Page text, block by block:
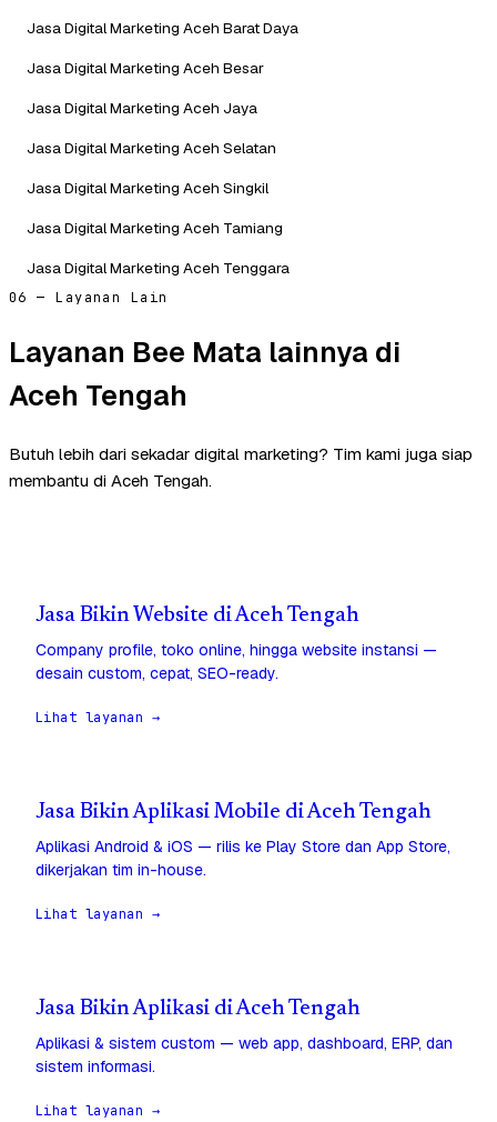
Jasa Digital Marketing Aceh Barat Daya
Jasa Digital Marketing Aceh Besar
Jasa Digital Marketing Aceh Jaya
Jasa Digital Marketing Aceh Selatan
Jasa Digital Marketing Aceh Singkil
Jasa Digital Marketing Aceh Tamiang
Jasa Digital Marketing Aceh Tenggara
06 — Layanan Lain
Layanan Bee Mata lainnya di
Aceh Tengah
Butuh lebih dari sekadar digital marketing? Tim kami juga siap
membantu di Aceh Tengah.
Jasa Bikin Website di Aceh Tengah
Company profile, toko online, hingga website instansi —
desain custom, cepat, SEO-ready.
Lihat layanan →
Jasa Bikin Aplikasi Mobile di Aceh Tengah
Aplikasi Android & iOS — rilis ke Play Store dan App Store,
dikerjakan tim in-house.
Lihat layanan →
Jasa Bikin Aplikasi di Aceh Tengah
Aplikasi & sistem custom — web app, dashboard, ERP, dan
sistem informasi.
Lihat layanan →